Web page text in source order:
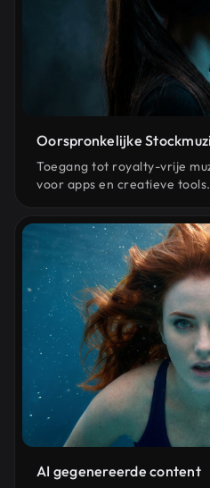
Oorspronkelijke
Toegang tot royalty-vrije
voor apps en creatieve tools.
AI gegenereerde content